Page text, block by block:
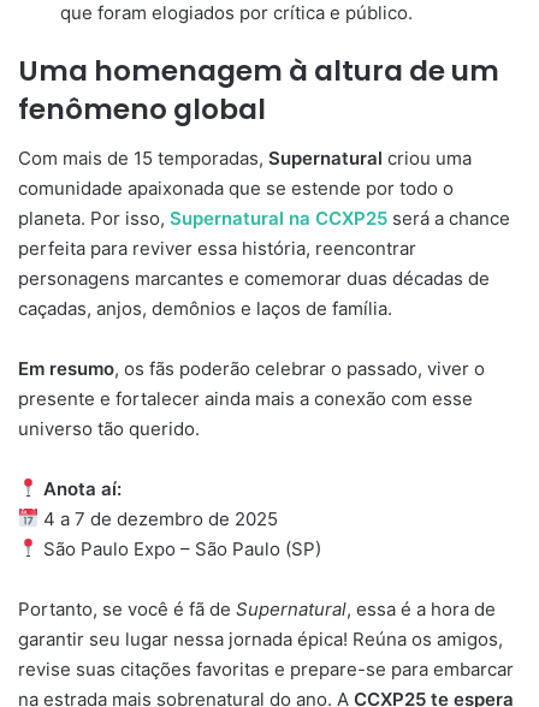
que foram elogiados por crítica e público.
Uma homenagem à altura de um
fenômeno global
Com mais de 15 temporadas, Supernatural criou uma
comunidade apaixonada que se estende por todo o
planeta. Por isso, Supernatural na CCXP25 será a chance
perfeita para reviver essa história, reencontrar
personagens marcantes e comemorar duas décadas de
caçadas, anjos, demônios e laços de família.
Em resumo, os fãs poderão celebrar o passado, viver o
presente e fortalecer ainda mais a conexão com esse
universo tão querido.
Anota aí:
4 a 7 de dezembro de 2025
São Paulo Expo – São Paulo (SP)
Portanto, se você é fã de Supernatural, essa é a hora de
garantir seu lugar nessa jornada épica! Reúna os amigos,
revise suas citações favoritas e prepare-se para embarcar
na estrada mais sobrenatural do ano. A CCXP25 te espera